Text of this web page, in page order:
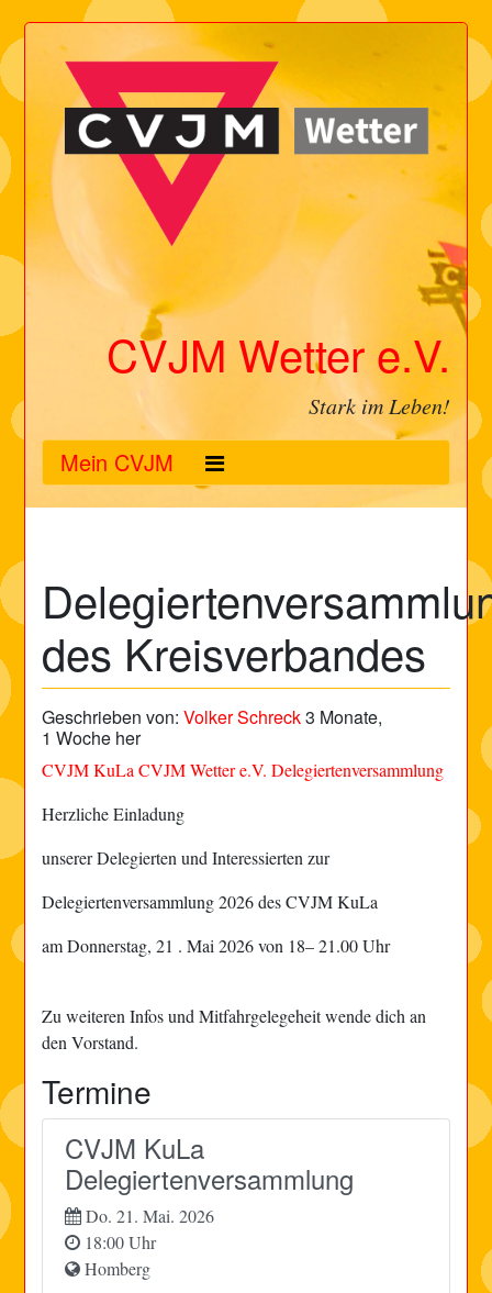
CVJM Wetter e.V.
Stark im Leben!
Mein CVJM
des Kreisverbandes
Geschrieben von:Volker Schreck3 Monate,
1 Woche her
CVJM KuLa CVJM Wetter e.V. Delegiertenversammlung
Herzliche Einladung
unserer Delegierten und Interessierten zur
Delegiertenversammlung 2026 des CVJM KuLa
am Donnerstag, 21 . Mai 2026 von 18– 21.00 Uhr
Zu weiteren Infos und Mitfahrgelegeheit wende dich an
den Vorstand.
Termine
CVJM KuLa
Delegiertenversammlung
Do. 21. Mai. 2026
18:00 Uhr
Homberg